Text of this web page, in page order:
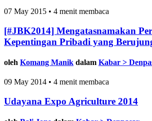
07 May 2015 • 4 menit membaca
[#JBK2014] Mengatasnamakan
Kepentingan Pribadi yang
oleh Komang Manik dalam Kabar >
09 May 2014 • 4 menit membaca
Udayana Expo Agriculture 2014